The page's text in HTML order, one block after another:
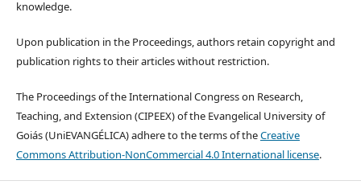
knowledge.
Upon publication in the Proceedings, authors retain copyright and
publication rights to their articles without restriction.
The Proceedings of the International Congress on Research,
Teaching, and Extension (CIPEEX) of the Evangelical University of
Goiás (UniEVANGÉLICA) adhere to the terms of theCreative
Commons Attribution-NonCommercial 4.0 International license.